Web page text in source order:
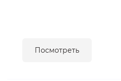
Посмотреть